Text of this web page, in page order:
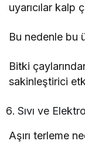
uyarıcılar kalp
Bu nedenle bu
Bitki
sakinleştirici
Sıvı ve
Aşırı terleme